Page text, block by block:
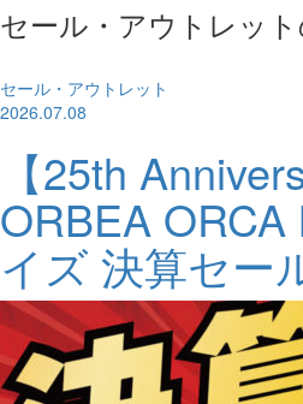
セール・アウトレッ
セール・アウトレット
2026.07.08
【25th
ORBEA ORCA
イズ 決算セー